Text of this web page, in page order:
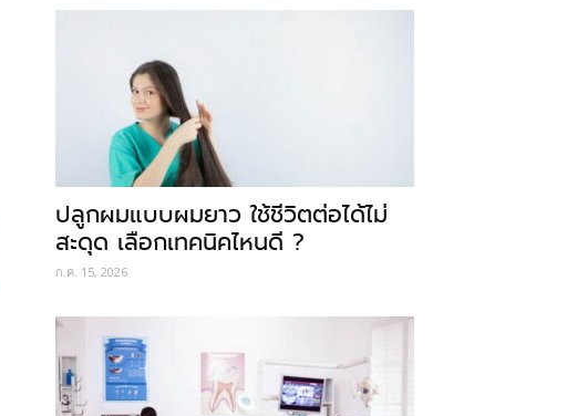
ปลูกผมแบบผมยาว ใช้ชีวิตต่อได้ไม่
สะดุด เลือกเทคนิคไหนดี ?
ก.ค. 15, 2026